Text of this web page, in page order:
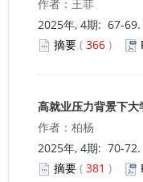
作者：王菲
2025年, 4期: 67-69.
摘要 ( 366 )
高就业压力背景下
作者：柏杨
2025年, 4期: 70-72.
摘要 ( 381 )